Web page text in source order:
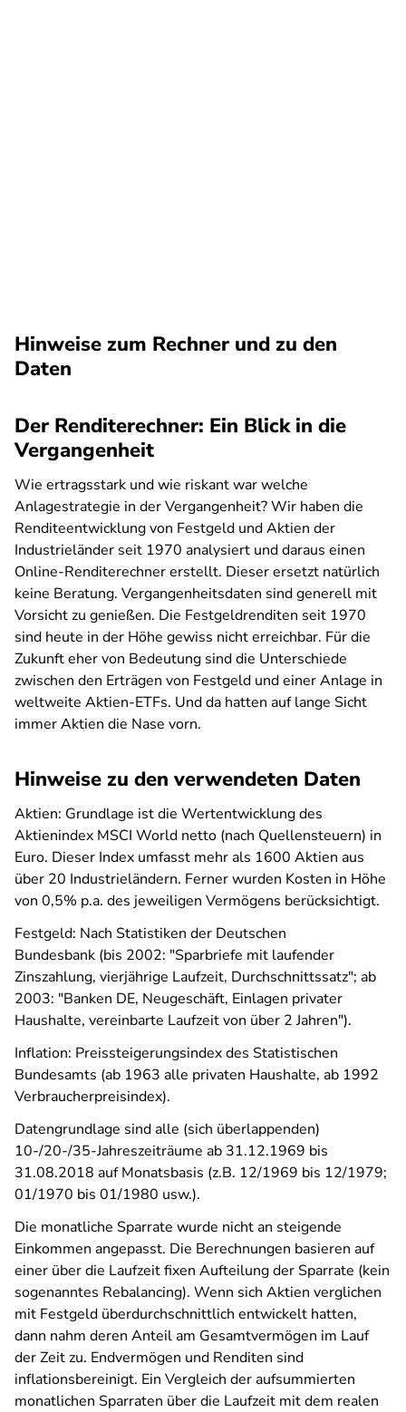
Hinweise zum Rechner und zu den
Daten
Der Renditerechner: Ein Blick in die
Vergangenheit
Wie ertragsstark und wie riskant war welche
Anlagestrategie in der Vergangenheit? Wir haben die
Renditeentwicklung von Festgeld und Aktien der
Industrieländer seit 1970 analysiert und daraus einen
Online-Renditerechner erstellt. Dieser ersetzt natürlich
keine Beratung. Vergangenheitsdaten sind generell mit
Vorsicht zu genießen. Die Festgeldrenditen seit 1970
sind heute in der Höhe gewiss nicht erreichbar. Für die
Zukunft eher von Bedeutung sind die Unterschiede
zwischen den Erträgen von Festgeld und einer Anlage in
weltweite Aktien-ETFs. Und da hatten auf lange Sicht
immer Aktien die Nase vorn.
Hinweise zu den verwendeten Daten
Aktien: Grundlage ist die Wertentwicklung des
Aktienindex MSCI World netto (nach Quellensteuern) in
Euro. Dieser Index umfasst mehr als 1600 Aktien aus
über 20 Industrieländern. Ferner wurden Kosten in Höhe
von 0,5% p.a. des jeweiligen Vermögens berücksichtigt.
Festgeld: Nach Statistiken der Deutschen
Bundesbank (bis 2002: "Sparbriefe mit laufender
Zinszahlung, vierjährige Laufzeit, Durchschnittssatz"; ab
2003: "Banken DE, Neugeschäft, Einlagen privater
Haushalte, vereinbarte Laufzeit von über 2 Jahren").
Inflation: Preissteigerungsindex des Statistischen
Bundesamts (ab 1963 alle privaten Haushalte, ab 1992
Verbraucherpreisindex).
Datengrundlage sind alle (sich überlappenden)
10-/20-/35-Jahreszeiträume ab 31.12.1969 bis
31.08.2018 auf Monatsbasis (z.B. 12/1969 bis 12/1979;
01/1970 bis 01/1980 usw.).
Die monatliche Sparrate wurde nicht an steigende
Einkommen angepasst. Die Berechnungen basieren auf
einer über die Laufzeit fixen Aufteilung der Sparrate (kein
sogenanntes Rebalancing). Wenn sich Aktien verglichen
mit Festgeld überdurchschnittlich entwickelt hatten,
dann nahm deren Anteil am Gesamtvermögen im Lauf
der Zeit zu. Endvermögen und Renditen sind
inflationsbereinigt. Ein Vergleich der aufsummierten
monatlichen Sparraten über die Laufzeit mit dem realen